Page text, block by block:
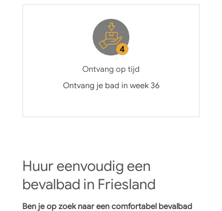
Ontvang op tijd
Ontvang je bad in week 36
Huur eenvoudig een
bevalbad in Friesland
Ben je op zoek naar een comfortabel bevalbad